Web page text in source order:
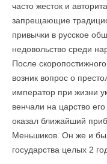
часто жесток и
запрещающие
привычки в русское
недовольство среди
После
возник вопрос о
император при жизни
венчали на царство
оказал ближайший
Меньшиков. Он же и
государства целых 2